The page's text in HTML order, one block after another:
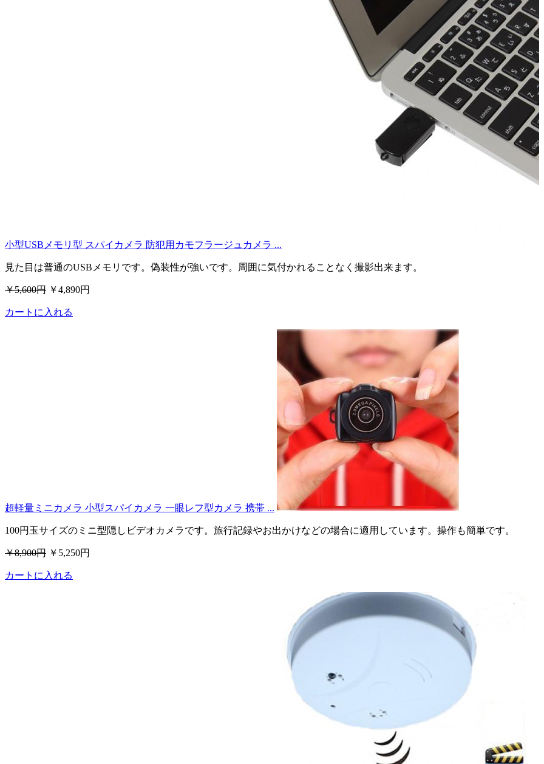
小型USBメモリ型 スパイカメラ 防犯用カモフラージュカメラ ...
見た目は普通のUSBメモリです。偽装性が強いです。周囲に気付かれることなく撮影出来ます。
￥5,600円 ￥4,890円
カートに入れる
超軽量ミニカメラ 小型スパイカメラ 一眼レフ型カメラ 携帯 ...
100円玉サイズのミニ型隠しビデオカメラです。旅行記録やお出かけなどの場合に適用しています。操作も簡単です。
￥8,900円 ￥5,250円
カートに入れる